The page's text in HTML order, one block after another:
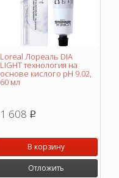
Loreal Лореаль DIA
LIGHT технология на
основе кислого pH 9.02,
60 мл
1 608 p
В корзину
Отложить